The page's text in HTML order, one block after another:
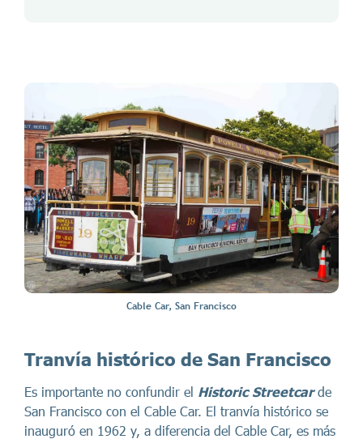
Cable Car, San Francisco
Tranvía histórico de San Francisco
Es importante no confundir el Historic Streetcarde
San Francisco con el Cable Car. El tranvía histórico se
inauguró en 1962 y, a diferencia del Cable Car, es más